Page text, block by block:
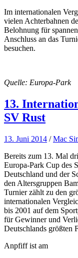
Im internationalen
vielen Achterbahnen
Belohnung für
Anschluss an das
besuchen.
Quelle: Europa-Park
13.
SV Rust
13. Juni 2014 /Mac
Bereits zum 13. Mal
Europa-Park Cup des
Deutschland und der
den Altersgruppen
Turnier zählt zu den
internationalen
bis 2001 auf dem
für Gewinner und
Deutschlands größten
Anpfiff ist am